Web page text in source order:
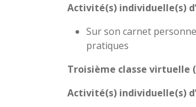
Activité(s) individuelle(s)
Sur son carnet
pratiques
Troisième classe virtuelle
Activité(s) individuelle(s)